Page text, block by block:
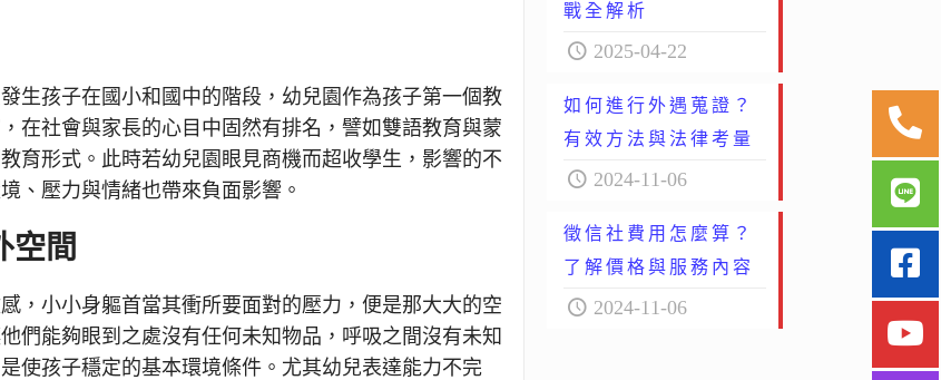
生孩子在國小和國中的階段，幼兒園作為孩子第一個教
在社會與家長的心目中固然有排名，譬如雙語教育與蒙
育形式。此時若幼兒園眼見商機而超收學生，影響的不
、壓力與情緒也帶來負面影響。
空間
，小小身軀首當其衝所要面對的壓力，便是那大大的空
們能夠眼到之處沒有任何未知物品，呼吸之間沒有未知
使孩子穩定的基本環境條件。尤其幼兒表達能力不完
戰全解析
2025-04-22
如何進行外遇蒐證？
有效方法與法律考量
2024-11-06
徵信社費用怎麼算？
了解價格與服務內容
2024-11-06